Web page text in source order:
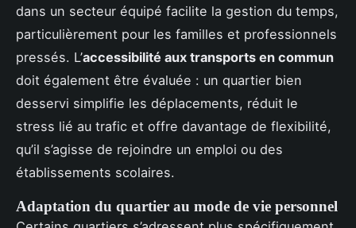
dans un secteur équipé facilite la gestion du temps,
particulièrement pour les familles et professionnels
pressés. L’accessibilité aux transports en commun
doit également être évaluée : un quartier bien
desservi simplifie les déplacements, réduit le
stress lié au trafic et offre davantage de flexibilité,
qu’il s’agisse de rejoindre un emploi ou des
établissements scolaires.
Adaptation du quartier au mode de vie personnel